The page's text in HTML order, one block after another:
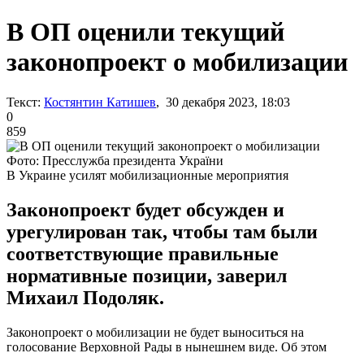
В ОП оценили текущий
законопроект о мобилизации
Текст: Костянтин Катишев, 30 декабря 2023, 18:03
0
859
Фото: Пресслужба президента України
В Украине усилят мобилизационные мероприятия
Законопроект будет обсужден и
урегулирован так, чтобы там были
соответствующие правильные
нормативные позиции, заверил
Михаил Подоляк.
Законопроект о мобилизации не будет выноситься на
голосование Верховной Рады в нынешнем виде. Об этом